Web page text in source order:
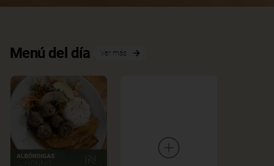
Menú del día Ver más